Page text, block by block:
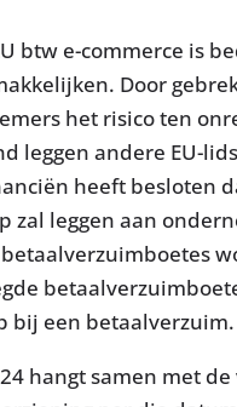
btw e-commerce is
Door
het risico ten
leggen andere EU-
heeft besloten
zal leggen aan
bij een betaalverzuim.
hangt samen met